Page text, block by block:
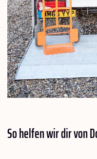
So helfen wir dir von